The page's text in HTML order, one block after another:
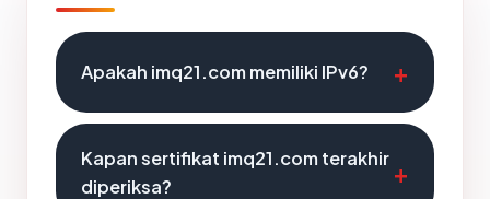
Apakah imq21.com memiliki IPv6?
Kapan sertifikat imq21.com terakhir
diperiksa?